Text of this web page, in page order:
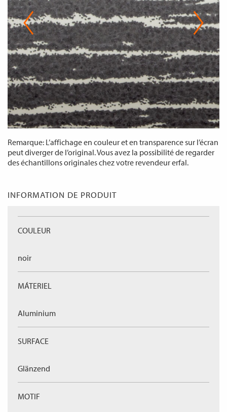
Remarque: L’affichage en couleur et en transparence sur l’écran
peut diverger de l’original. Vous avez la possibilité de regarder
des échantillons originales chez votre revendeur erfal.
INFORMATION DE PRODUIT
COULEUR
noir
MÁTERIEL
Aluminium
SURFACE
Glänzend
MOTIF